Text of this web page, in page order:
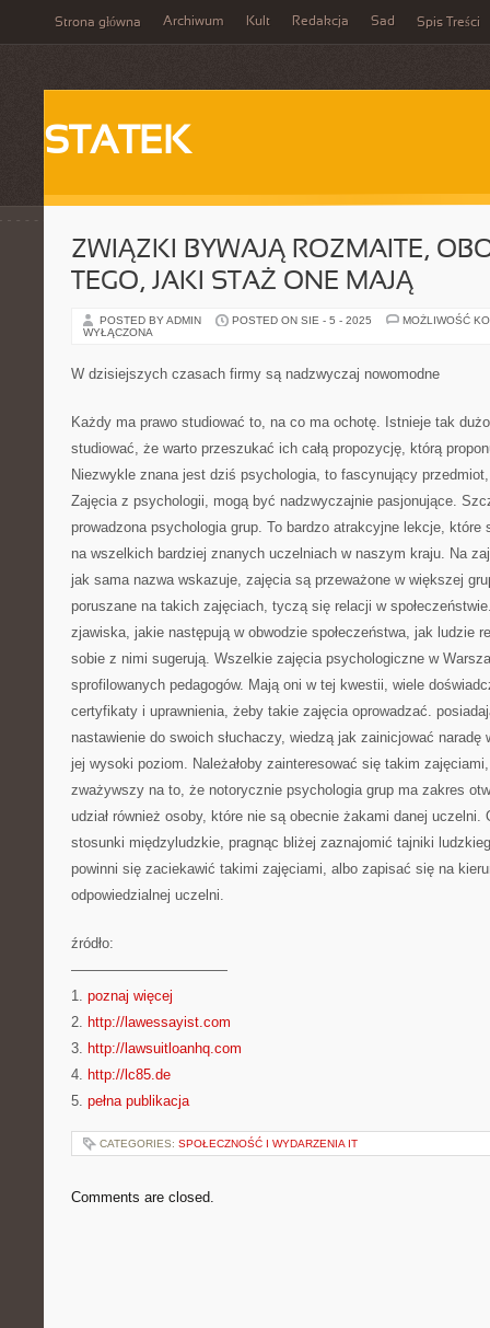
Strona główna Archiwum Kult Redakcja Sad Spis Treści
STATEK
ZWIĄZKI BYWAJĄ ROZMAITE,
TEGO, JAKI STAŻ ONE MAJĄ
POSTED BY ADMIN POSTED ON SIE - 5 - 2025
MOŻLIWOŚĆ
WYŁĄCZONA
W dzisiejszych czasach firmy są nadzwyczaj nowomodne
Każdy ma prawo studiować to, na co ma ochotę. Istnieje tak
studiować, że warto przeszukać ich całą propozycję, którą
Niezwykle znana jest dziś psychologia, to fascynujący
Zajęcia z psychologii, mogą być nadzwyczajnie pasjonujące.
prowadzona psychologia grup. To bardzo atrakcyjne lekcje, które
na wszelkich bardziej znanych uczelniach w naszym kraju. Na
jak sama nazwa wskazuje, zajęcia są przeważone w większej
poruszane na takich zajęciach, tyczą się relacji w
zjawiska, jakie następują w obwodzie społeczeństwa, jak ludzie
sobie z nimi sugerują. Wszelkie zajęcia psychologiczne w
sprofilowanych pedagogów. Mają oni w tej kwestii, wiele
certyfikaty i uprawnienia, żeby takie zajęcia oprowadzać.
nastawienie do swoich słuchaczy, wiedzą jak zainicjować
jej wysoki poziom. Należałoby zainteresować się takim
zważywszy na to, że notorycznie psychologia grup ma zakres
udział również osoby, które nie są obecnie żakami danej uczelni.
stosunki międzyludzkie, pragnąc bliżej zaznajomić tajniki
powinni się zaciekawić takimi zajęciami, albo zapisać się na
odpowiedzialnej uczelni.
źródło:
———————————
1. poznaj więcej
2. http://lawessayist.com
3. http://lawsuitloanhq.com
4. http://lc85.de
5. pełna publikacja
CATEGORIES: SPOŁECZNOŚĆ I WYDARZENIA IT
Comments are closed.